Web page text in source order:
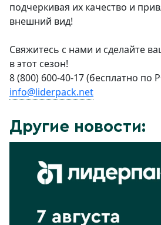
подчеркивая их качество и
внешний вид!
Свяжитесь с нами и сделайте
в этот сезон!
8 (800) 600-40-17 (бесплатно по
info@liderpack.net
Другие новости: